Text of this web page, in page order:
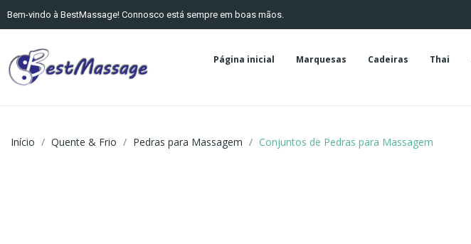
Bem-vindo à BestMassage! Connosco está sempre em boas mãos.
Página inicial Marquesas Cadeiras Thai
Início Quente & Frio Pedras para Massagem Conjuntos de Pedras para Massagem